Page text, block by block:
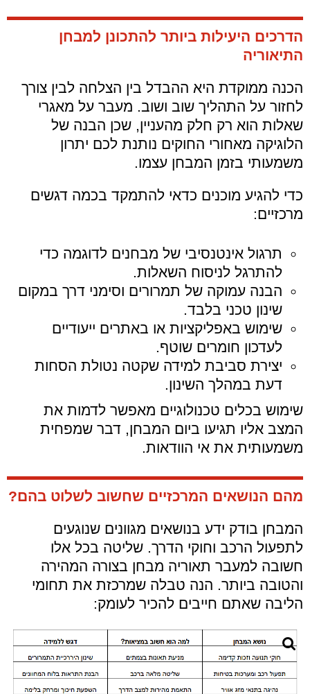
הדרכים היעילות ביותר להתכונן למבחן
התיאוריה
הכנה ממוקדת היא ההבדל בין הצלחה לבין צורך
לחזור על התהליך שוב ושוב. מעבר על מאגרי
שאלות הוא רק חלק מהעניין, שכן הבנה של
הלוגיקה מאחורי החוקים נותנת לכם יתרון
משמעותי בזמן המבחן עצמו.
כדי להגיע מוכנים כדאי להתמקד בכמה דגשים
מרכזיים:
תרגול אינטנסיבי של מבחנים לדוגמה כדי
להתרגל לניסוח השאלות.
הבנה עמוקה של תמרורים וסימני דרך במקום
שינון טכני בלבד.
שימוש באפליקציות או באתרים ייעודיים
לעדכון חומרים שוטף.
יצירת סביבת למידה שקטה נטולת הסחות
דעת במהלך השינון.
שימוש בכלים טכנולוגיים מאפשר לדמות את
המצב אליו תגיעו ביום המבחן, דבר שמפחית
משמעותית את אי הוודאות.
מהם הנושאים המרכזיים שחשוב לשלוט בהם?
המבחן בודק ידע בנושאים מגוונים שנוגעים
לתפעול הרכב וחוקי הדרך. שליטה בכל אלו
חשובה למעבר תאוריה מבחן בצורה המהירה
והטובה ביותר. הנה טבלה שמרכזת את תחומי
הליבה שאתם חייבים להכיר לעומק: